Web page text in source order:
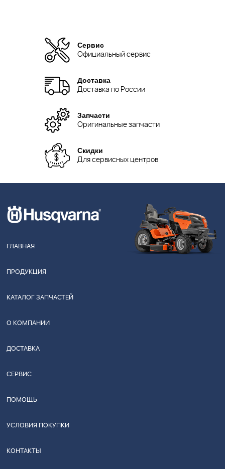
Сервис
Официальный сервис
Доставка
Доставка по России
Запчасти
Оригинальные запчасти
Скидки
Для сервисных центров
ГЛАВНАЯ
ПРОДУКЦИЯ
КАТАЛОГ ЗАПЧАСТЕЙ
О КОМПАНИИ
ДОСТАВКА
СЕРВИС
ПОМОЩЬ
УСЛОВИЯ ПОКУПКИ
КОНТАКТЫ